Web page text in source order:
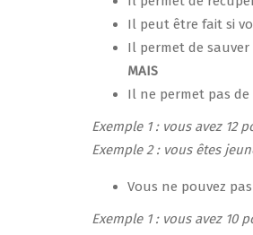
Il peut être fait si
Il permet de
MAIS
Il ne permet pas de
Exemple 1 : vous avez
Exemple 2 : vous êtes
Vous ne pouvez
Exemple 1 : vous avez 10